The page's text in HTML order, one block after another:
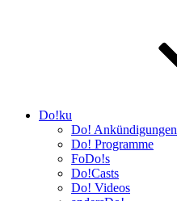
Do!ku
Do! Ankündigungen
Do! Programme
FoDo!s
Do!Casts
Do! Videos